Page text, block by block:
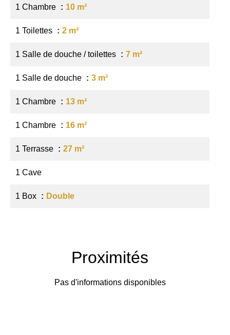
1 Chambre 10 m²
1 Toilettes 2 m²
1 Salle de douche / toilettes 7 m²
1 Salle de douche 3 m²
1 Chambre 13 m²
1 Chambre 16 m²
1 Terrasse 27 m²
1 Cave
1 Box Double
Proximités
Pas d'informations disponibles